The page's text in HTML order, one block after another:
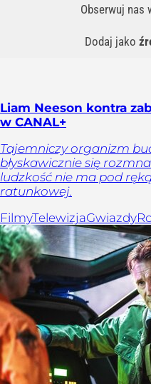
Obserwuj nas
Dodaj jako
Liam Neeson kontra
w CANAL+
Tajemniczy organizm
błyskawicznie się
ludzkość nie ma pod
ratunkowej.
FilmyTelewizjaGwiazdy